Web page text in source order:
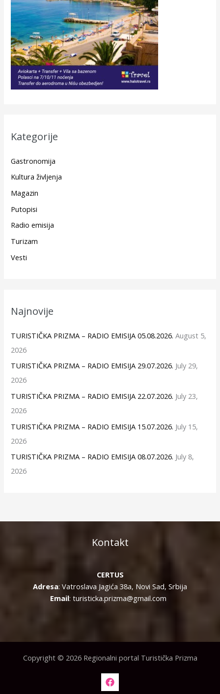
Kategorije
Gastronomija
Kultura življenja
Magazin
Putopisi
Radio emisija
Turizam
Vesti
Najnovije
TURISTIČKA PRIZMA – RADIO EMISIJA 05.08.2026. August 5,
2026
TURISTIČKA PRIZMA – RADIO EMISIJA 29.07.2026. July 29,
2026
TURISTIČKA PRIZMA – RADIO EMISIJA 22.07.2026. July 23,
2026
TURISTIČKA PRIZMA – RADIO EMISIJA 15.07.2026. July 15,
2026
TURISTIČKA PRIZMA – RADIO EMISIJA 08.07.2026. July 8,
2026
Kontakt
CERTUS
Adresa: Vatroslava Jagića 38a, Novi Sad, Srbija
Email: turisticka.prizma@gmail.com
Copyright © 2026 Regionalni portal Turistička Prizma